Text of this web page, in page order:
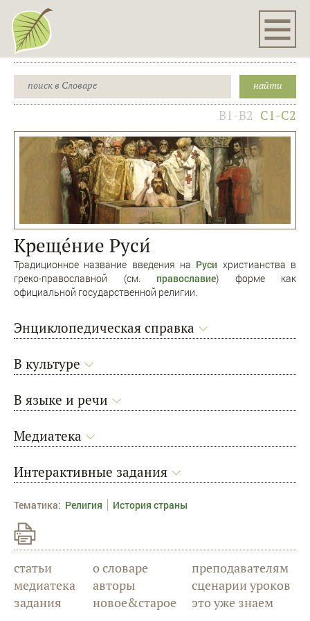
B1-B2 C1-C2
Крещéние Руси́
Традиционное название введения на Руси христианства в
греко-православной (см. православие) форме как
официальной государственной религии.
Энциклопедическая справка
В культуре
В языке и речи
Медиатека
Интерактивные задания
Тематика: Религия История страны
статьи
медиатека
задания
о словаре
авторы
новое&старое
преподавателям
сценарии уроков
это уже знаем